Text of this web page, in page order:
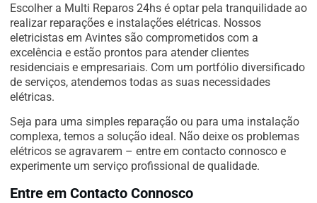
Escolher a Multi Reparos 24hs é optar pela tranquilidade ao
realizar reparações e instalações elétricas. Nossos
eletricistas em Avintes são comprometidos com a
excelência e estão prontos para atender clientes
residenciais e empresariais. Com um portfólio diversificado
de serviços, atendemos todas as suas necessidades
elétricas.
Seja para uma simples reparação ou para uma instalação
complexa, temos a solução ideal. Não deixe os problemas
elétricos se agravarem – entre em contacto connosco e
experimente um serviço profissional de qualidade.
Entre em Contacto Connosco